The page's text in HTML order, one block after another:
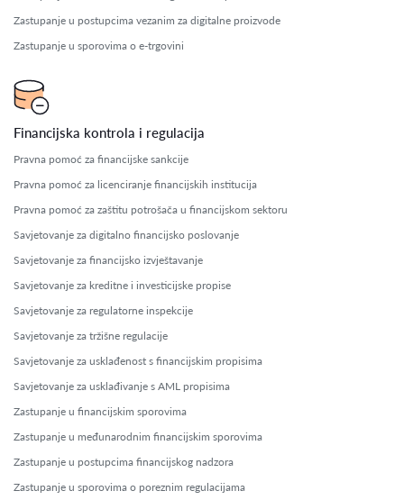
Zastupanje u postupcima vezanim za digitalne proizvode
Zastupanje u sporovima o e-trgovini
Financijska kontrola i regulacija
Pravna pomoć za financijske sankcije
Pravna pomoć za licenciranje financijskih institucija
Pravna pomoć za zaštitu potrošača u financijskom sektoru
Savjetovanje za digitalno financijsko poslovanje
Savjetovanje za financijsko izvještavanje
Savjetovanje za kreditne i investicijske propise
Savjetovanje za regulatorne inspekcije
Savjetovanje za tržišne regulacije
Savjetovanje za usklađenost s financijskim propisima
Savjetovanje za usklađivanje s AML propisima
Zastupanje u financijskim sporovima
Zastupanje u međunarodnim financijskim sporovima
Zastupanje u postupcima financijskog nadzora
Zastupanje u sporovima o poreznim regulacijama